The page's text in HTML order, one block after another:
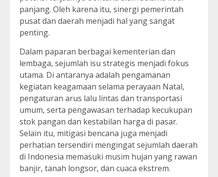
panjang. Oleh karena itu, sinergi pemerintah
pusat dan daerah menjadi hal yang sangat
penting.
Dalam paparan berbagai kementerian dan
lembaga, sejumlah isu strategis menjadi fokus
utama. Di antaranya adalah pengamanan
kegiatan keagamaan selama perayaan Natal,
pengaturan arus lalu lintas dan transportasi
umum, serta pengawasan terhadap kecukupan
stok pangan dan kestabilan harga di pasar.
Selain itu, mitigasi bencana juga menjadi
perhatian tersendiri mengingat sejumlah daerah
di Indonesia memasuki musim hujan yang rawan
banjir, tanah longsor, dan cuaca ekstrem.